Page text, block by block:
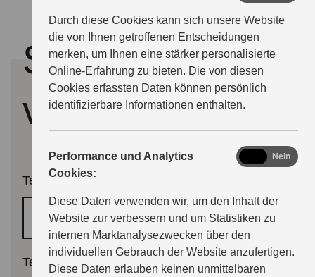
Durch diese Cookies kann sich unsere Website
die von Ihnen getroffenen Entscheidungen
merken, um Ihnen eine stärker personalisierte
Online-Erfahrung zu bieten. Die von diesen
Cookies erfassten Daten können persönlich
identifizierbare Informationen enthalten.
Performance und Analytics
Cookies:
Diese Daten verwenden wir, um den Inhalt der
Website zur verbessern und um Statistiken zu
internen Marktanalysezwecken über den
individuellen Gebrauch der Website anzufertigen.
Diese Daten erlauben keinen unmittelbaren
analyticsNein
Servicetermin
vereinbaren
Termingrund
Regulärer Wartungstermin
Terminwunsch